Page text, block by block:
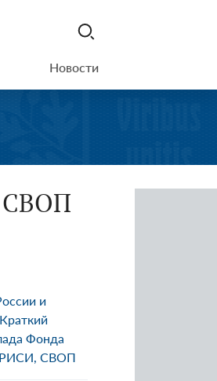
Новости
СВОП
и
Фонда
РИСИ, СВОП